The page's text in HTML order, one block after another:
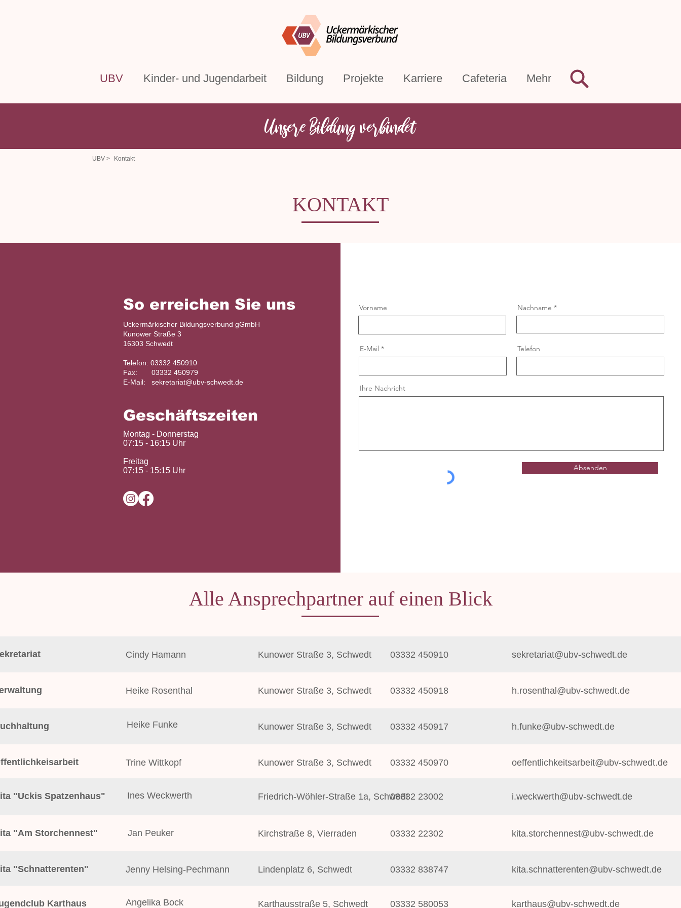
UBV Kinder- und Jugendarbeit Bildung Projekte Karriere Cafeteria Mehr
Unsere Bildung verbindet
UBV > Kontakt
KONTAKT
So erreichen Sie uns
Uckermärkischer Bildungsverbund gGmbH
Kunower Straße 3
16303 Schwedt
Telefon: 03332 450910
Fax: 03332 450979
E-Mail: sekretariat@ubv-schwedt.de
Geschäftszeiten
Montag - Donnerstag
07:15 - 16:15 Uhr
Freitag
07:15 - 15:15 Uhr
Vorname Nachname
E-Mail Telefon
Ihre Nachricht
Absenden
Alle Ansprechpartner auf einen Blick
Cindy Hamann Kunower Straße 3, Schwedt 03332 450910 sekretariat@ubv-schwedt.de
Heike Rosenthal Kunower Straße 3, Schwedt 03332 450918 h.rosenthal@ubv-schwedt.de
Heike Funke Kunower Straße 3, Schwedt 03332 450917 h.funke@ubv-schwedt.de
Trine Wittkopf Kunower Straße 3, Schwedt 03332 450970 oeffentlichkeitsarbeit@ubv-schwedt.de
"Uckis Spatzenhaus" Ines Weckwerth Friedrich-Wöhler-Straße 1a, Schwedt03332 23002 i.weckwerth@ubv-schwedt.de
"Am Storchennest" Jan Peuker Kirchstraße 8, Vierraden 03332 22302 kita.storchennest@ubv-schwedt.de
"Schnatterenten" Jenny Helsing-Pechmann Lindenplatz 6, Schwedt 03332 838747 kita.schnatterenten@ubv-schwedt.de
Karthaus Angelika Bock Karthausstraße 5, Schwedt 03332 580053 karthaus@ubv-schwedt.de